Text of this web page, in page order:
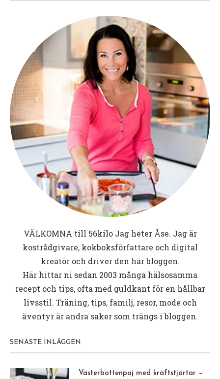
VÄLKOMNA till 56kiloJag heter Åse. Jag är
kostrådgivare, kokboksförfattare och digital
kreatör och driver den här bloggen.
Här hittar ni sedan 2003 många hälsosamma
recept och tips, ofta med guldkant för en hållbar
livsstil. Träning, tips, familj, resor, mode och
äventyr är andra saker som trängs i bloggen.
SENASTE INLÄGGEN
Västerbottenpaj med kräftstjärtar –